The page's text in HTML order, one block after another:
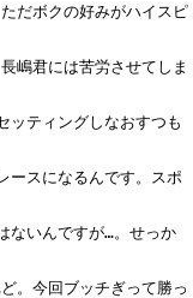
だボクの好みがハイスピ
嶋君には苦労させてしま
ッティングしなおすつも
ースになるんです。スポ
ないんですが…。せっか
。今回ブッチぎって勝っ